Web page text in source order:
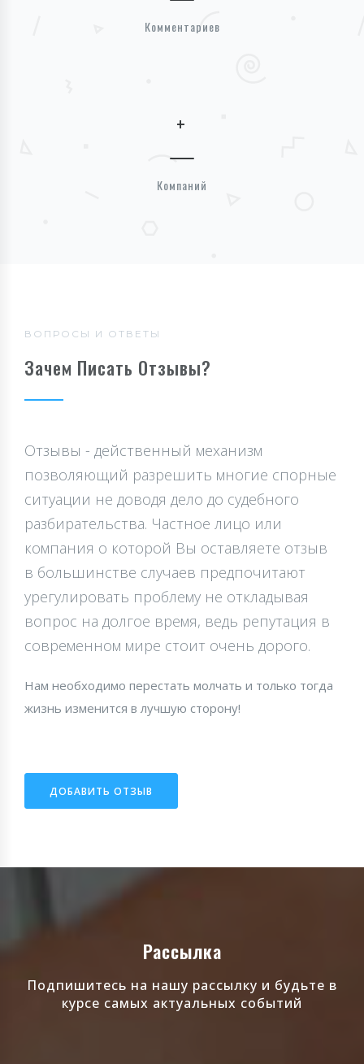
Комментариев
+
Компаний
ВОПРОСЫ И ОТВЕТЫ
Зачем Писать Отзывы?
Отзывы - действенный механизм
позволяющий разрешить многие спорные
ситуации не доводя дело до судебного
разбирательства. Частное лицо или
компания о которой Вы оставляете отзыв
в большинстве случаев предпочитают
урегулировать проблему не откладывая
вопрос на долгое время, ведь репутация в
современном мире стоит очень дорого.
Нам необходимо перестать молчать и только тогда
жизнь изменится в лучшую сторону!
ДОБАВИТЬ ОТЗЫВ
Рассылка
Подпишитесь на нашу рассылку и будьте в
курсе самых актуальных событий